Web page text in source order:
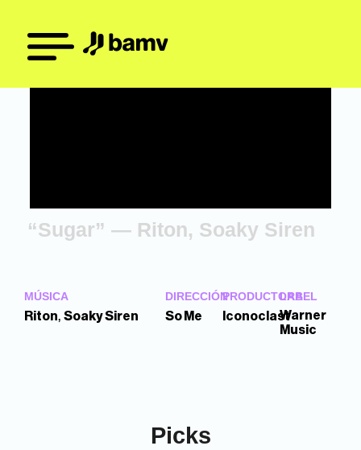
“Sugar” — Riton, Soaky Siren
MÚSICA
Riton, Soaky Siren
DIRECCIÓN
So Me
PRODUCTORA
Iconoclast
LABEL
Warner
Music
Picks